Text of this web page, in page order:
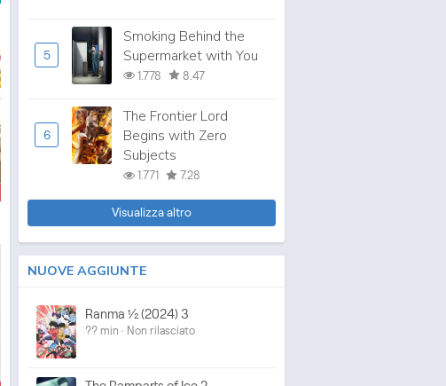
5
Smoking Behind the
Supermarket with You
1.778 8.47
6
The Frontier Lord
Begins with Zero
Subjects
1.771 7.28
Visualizza altro
NUOVE AGGIUNTE
Ranma ½ (2024) 3
?? min · Non rilasciato